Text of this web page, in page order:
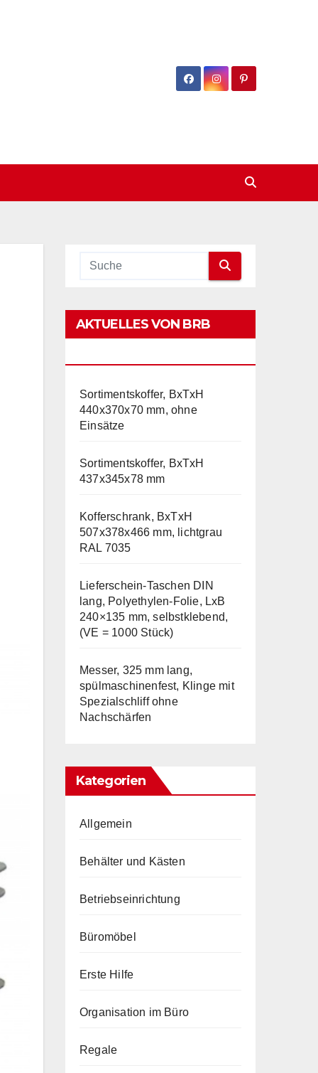
AKTUELLES VON BRB
Sortimentskoffer, BxTxH
440x370x70 mm, ohne
Einsätze
Sortimentskoffer, BxTxH
437x345x78 mm
Kofferschrank, BxTxH
507x378x466 mm, lichtgrau
RAL 7035
Lieferschein-Taschen DIN
lang, Polyethylen-Folie, LxB
240×135 mm, selbstklebend,
(VE = 1000 Stück)
Messer, 325 mm lang,
spülmaschinenfest, Klinge mit
Spezialschliff ohne
Nachschärfen
Kategorien
Allgemein
Behälter und Kästen
Betriebseinrichtung
Büromöbel
Erste Hilfe
Organisation im Büro
Regale